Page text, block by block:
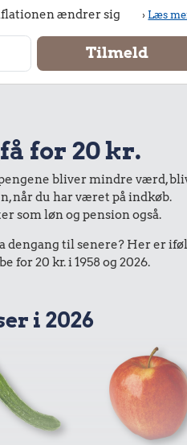
ændrer sig ›Læs
for 20 kr.
bliver mindre værd,
når du har været på indkøb.
som løn og pension også.
dengang til senere? Her er
for 20 kr. i 1958 og 2026.
i 2026